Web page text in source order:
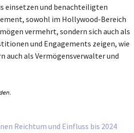
einsetzen und benachteiligten
sowohl im Hollywood-Bereich
vermehrt, sondern sich auch als
und Engagements zeigen, wie
auch als Vermögensverwalter und
Reichtum und Einfluss bis 2024